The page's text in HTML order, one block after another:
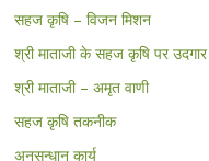
सहज कृषि – विजन मिशन
श्री माताजी के सहज कृषि पर उदगार
श्री माताजी – अमृत वाणी
सहज कृषि तकनीक
अनुसन्धान कार्य